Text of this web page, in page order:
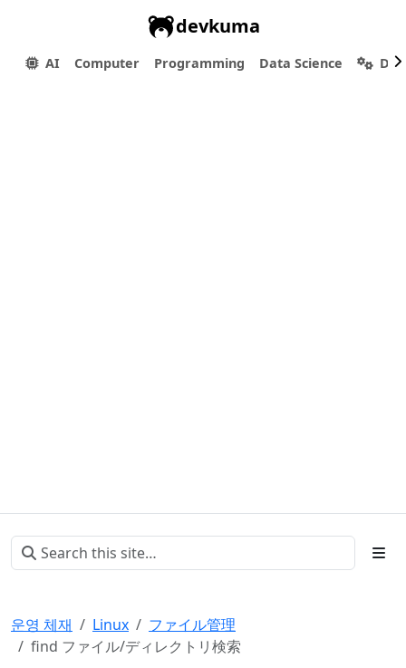
devkuma
AI Computer Programming Data Science
운영 체재 Linux
ファイル管理
find ファイル/ディレクトリ検索